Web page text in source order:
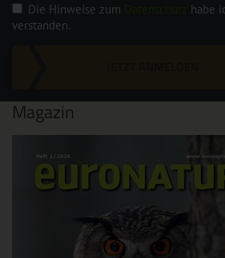
Die Hinweise zum
habe
verstanden.
Magazin